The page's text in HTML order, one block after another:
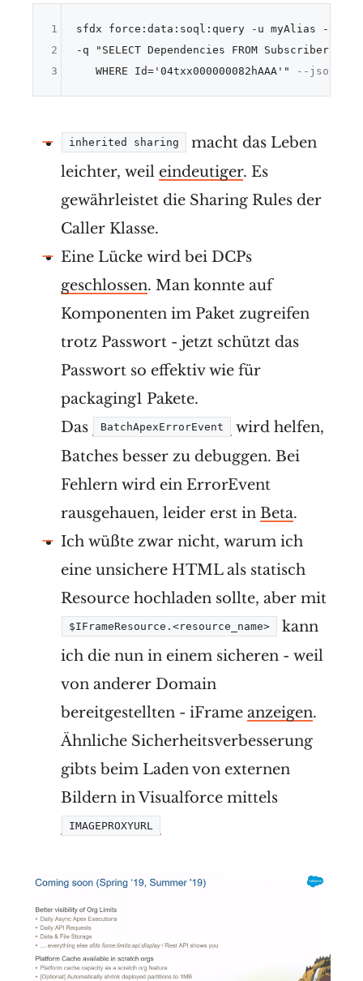
sfdx force:data:soql:query - u myAlias -
- q "SELECT Dependencies FROM
   WHERE Id='04txx000000082hAAA'"
--json
1
2
3
inherited sharing
macht das Leben
leichter, weil eindeutiger. Es
gewährleistet die Sharing Rules der
Caller Klasse.
Eine Lücke wird bei DCPs
geschlossen. Man konnte auf
Komponenten im Paket zugreifen
trotz Passwort - jetzt schützt das
Passwort so effektiv wie für
packaging1 Pakete.
Das
BatchApexErrorEvent
wird helfen,
Batches besser zu debuggen. Bei
Fehlern wird ein ErrorEvent
rausgehauen, leider erst in Beta.
Ich wüßte zwar nicht, warum ich
eine unsichere HTML als statisch
Resource hochladen sollte, aber mit
$IFrameResource.<resource_name>
kann
ich die nun in einem sicheren - weil
von anderer Domain
bereitgestellten - iFrame anzeigen.
Ähnliche Sicherheitsverbesserung
gibts beim Laden von externen
Bildern in Visualforce mittels
IMAGEPROXYURL